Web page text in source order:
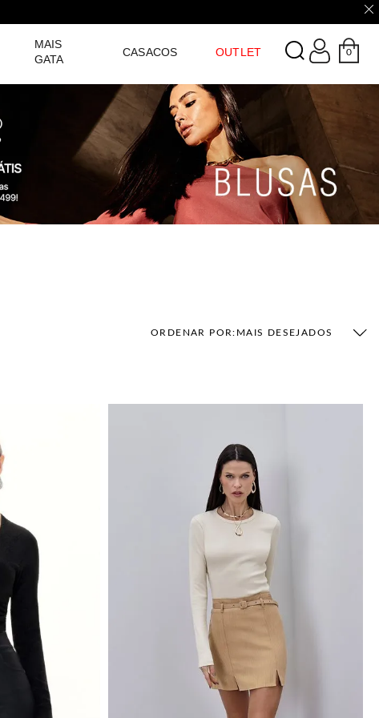
MAIS
GATA
CASACOS OUTLET 0
ORDENAR POR: MAIS DESEJADOS